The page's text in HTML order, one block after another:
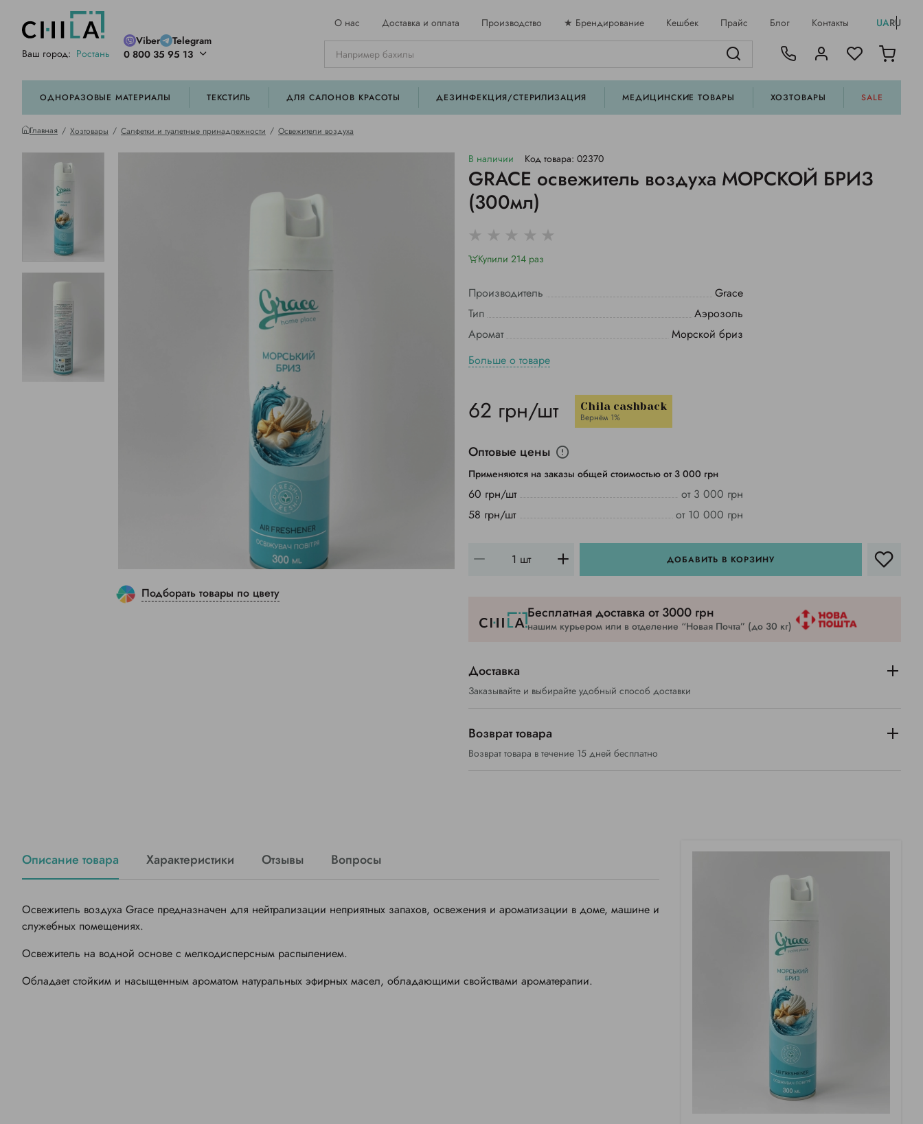
Ваш город: Ростань
Viber
Telegram
0 800 35 95 13
О нас Доставка и оплата Производство ★ Брендирование Кешбек Прайс Блог Контакты UARU
ОДНОРАЗОВЫЕ МАТЕРИАЛЫ ТЕКСТИЛЬ ДЛЯ САЛОНОВ КРАСОТЫ ДЕЗИНФЕКЦИЯ/СТЕРИЛИЗАЦИЯ МЕДИЦИНСКИЕ ТОВАРЫ ХОЗТОВАРЫ SALE
Главная Хозтовары Салфетки и туалетные принадлежности Освежители воздуха
Подборать товары по цвету
В наличии Код товара: 02370
GRACE освежитель воздуха МОРСКОЙ БРИЗ
(300мл)
Купили 214 раз
Производитель
Grace
Тип
Аэрозоль
Аромат
Морской бриз
Больше о товаре
62 грн/шт Chila cashback
Вернём 1%
Оптовые цены
Применяются на заказы общей стоимостью от 3 000 грн
60 грн/шт
от 3 000 грн
58 грн/шт
от 10 000 грн
ДОБАВИТЬ В КОРЗИНУ
Бесплатная доставка от 3000 грн
нашим курьером или в отделение “Новая Почта” (до 30 кг)
Доставка
Заказывайте и выбирайте удобный способ доставки
Возврат товара
Возврат товара в течение 15 дней бесплатно
Описание товара Характеристики Отзывы Вопросы
Освежитель воздуха Grace предназначен для нейтрализации неприятных запахов, освежения и ароматизации в доме, машине и
служебных помещениях.
Освежитель на водной основе с мелкодисперсным распылением.
Обладает стойким и насыщенным ароматом натуральных эфирных масел, обладающими свойствами ароматерапии.